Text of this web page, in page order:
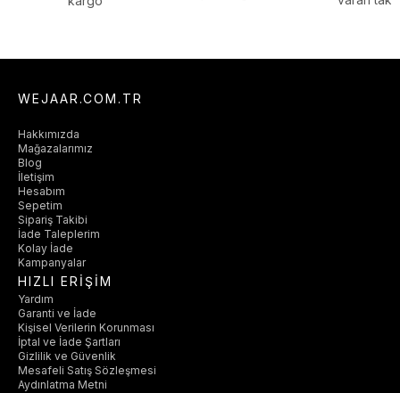
WEJAAR.COM.TR
Hakkımızda
Mağazalarımız
Blog
İletişim
Hesabım
Sepetim
Sipariş Takibi
İade Taleplerim
Kolay İade
Kampanyalar
HIZLI ERİŞİM
Yardım
Garanti ve İade
Kişisel Verilerin Korunması
İptal ve İade Şartları
Gizlilik ve Güvenlik
Mesafeli Satış Sözleşmesi
Aydınlatma Metni